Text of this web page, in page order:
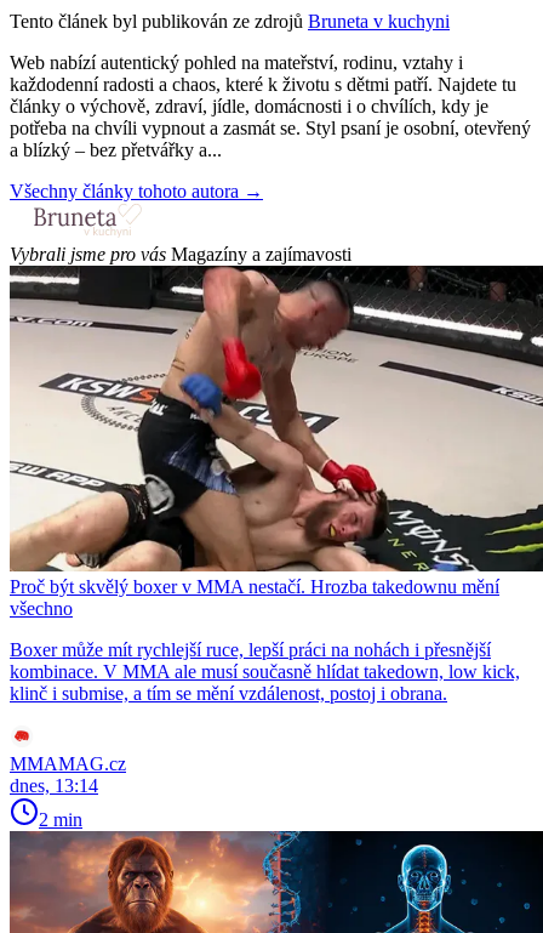
Tento článek byl publikován ze zdrojů Bruneta v kuchyni
Web nabízí autentický pohled na mateřství, rodinu, vztahy i
každodenní radosti a chaos, které k životu s dětmi patří. Najdete tu
články o výchově, zdraví, jídle, domácnosti i o chvílích, kdy je
potřeba na chvíli vypnout a zasmát se. Styl psaní je osobní, otevřený
a blízký – bez přetvářky a...
Všechny články tohoto autora →
Vybrali jsme pro vás Magazíny a zajímavosti
Proč být skvělý boxer v MMA nestačí. Hrozba takedownu mění
všechno
Boxer může mít rychlejší ruce, lepší práci na nohách i přesnější
kombinace. V MMA ale musí současně hlídat takedown, low kick,
klinč i submise, a tím se mění vzdálenost, postoj i obrana.
MMAMAG.cz
dnes, 13:14
2 min